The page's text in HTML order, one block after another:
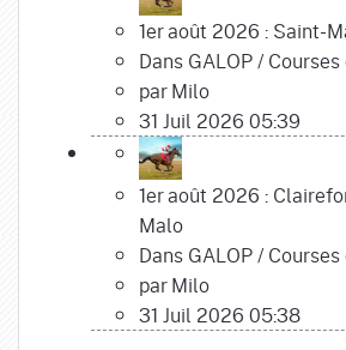
1er août 2026 : Saint-
Dans GALOP/
parMilo
31 Juil 2026 05:39
1er août 2026 :
Malo
Dans GALOP/
parMilo
31 Juil 2026 05:38